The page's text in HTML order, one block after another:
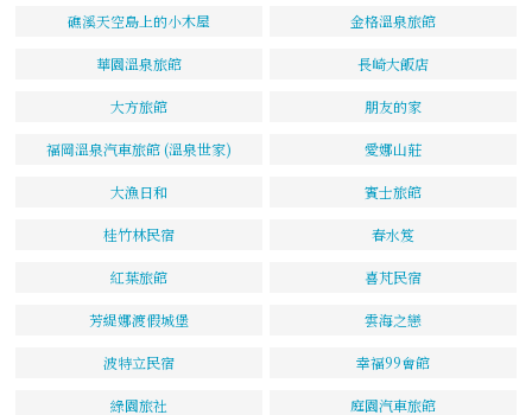
礁溪天空島上的小木屋 金格溫泉旅館
華園溫泉旅館 長崎大飯店
大方旅館 朋友的家
福岡溫泉汽車旅館 (溫泉世家) 愛娜山莊
大漁日和 賓士旅館
桂竹林民宿 春水笈
紅葉旅館 喜芃民宿
芳緹娜渡假城堡 雲海之戀
波特立民宿 幸福99會館
綠園旅社 庭園汽車旅館